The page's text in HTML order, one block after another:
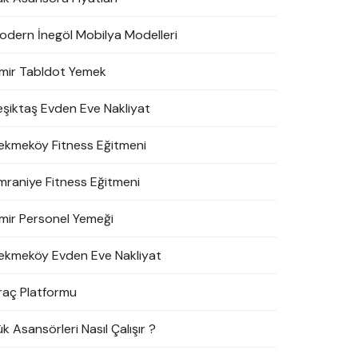
İnegöl Mobilya Modelleri
Tabldot Yemek
Evden Eve Nakliyat
Fitness Eğitmeni
Fitness Eğitmeni
Personel Yemeği
Evden Eve Nakliyat
Platformu
Asansörleri Nasıl Çalışır ?